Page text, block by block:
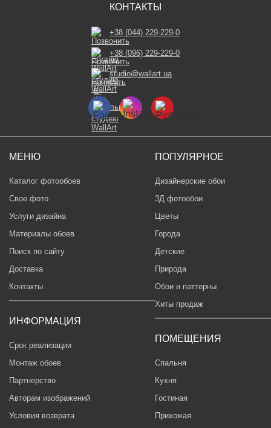
МЕНЮ
Каталог фотообоев
Свое фото
Услуги дизайна
Материалы обоев
Поиск по сайту
Доставка
Контакты
ИНФОРМАЦИЯ
Срок реализации
Монтаж обоев
Партнерство
Авторам изображений
Условия возврата
ПОПУЛЯРНОЕ
Дизайнерские обои
3Д фотообои
Цветы
Города
Детские
Природа
Обои и паттерны
Хиты продаж
ПОМЕЩЕНИЯ
Спальня
Кухня
Гостиная
Прихожая
КОНТАКТЫ
+38 (044) 229-229-0
+38 (096) 229-229-0
studio@wallart.ua